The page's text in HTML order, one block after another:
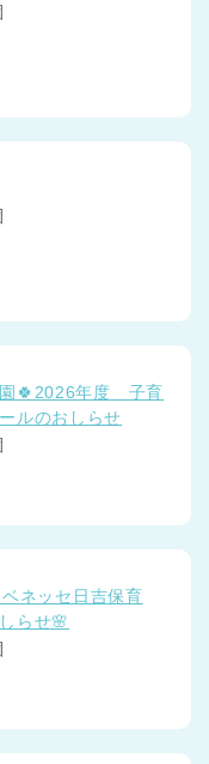
園🍀2026年度 子育
ルのおしらせ
ネッセ日吉保育
らせ🌸